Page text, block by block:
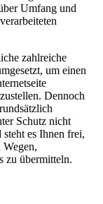
Umfang und
zahlreiche
um einen
Dennoch
Schutz nicht
es Ihnen frei,
Wegen,
zu übermitteln.